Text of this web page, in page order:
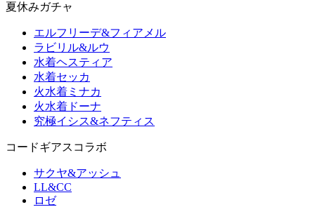
夏休みガチャ
エルフリーデ&フィアメル
ラビリル&ルウ
水着ヘスティア
水着セッカ
火水着ミナカ
火水着ドーナ
究極イシス&ネフティス
コードギアスコラボ
サクヤ&アッシュ
LL&CC
ロゼ